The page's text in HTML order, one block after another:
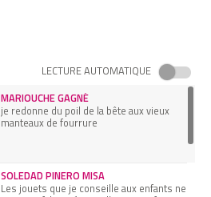
LECTURE AUTOMATIQUE
MARIOUCHE GAGNÉ
je redonne du poil de la bête aux vieux
manteaux de fourrure
SOLEDAD PINERO MISA
Les jouets que je conseille aux enfants ne